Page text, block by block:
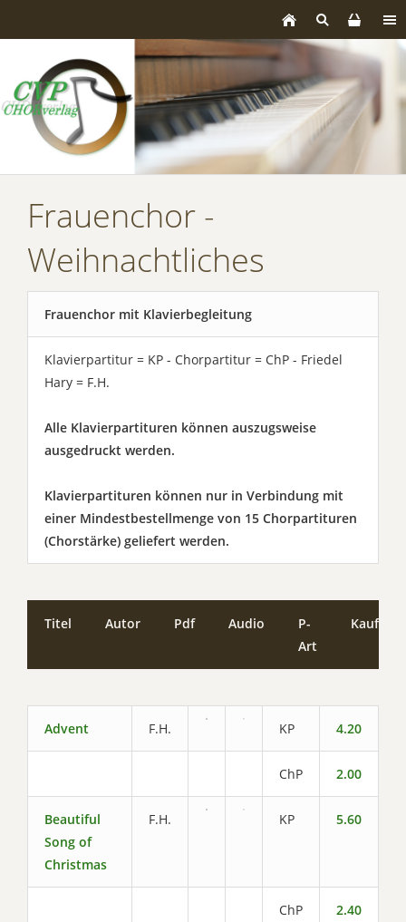
Frauenchor -
Weihnachtliches
Frauenchor mit Klavierbegleitung
Klavierpartitur = KP - Chorpartitur = ChP - Friedel
Hary = F.H.
Alle Klavierpartituren können auszugsweise
ausgedruckt werden.
Klavierpartituren können nur in Verbindung mit
einer Mindestbestellmenge von 15 Chorpartituren
(Chorstärke) geliefert werden.
Titel Autor Pdf Audio
P-
Art
Kaufen
Advent F.H. KP 4.20
ChP 2.00
Beautiful
Song of
Christmas
F.H. KP 5.60
ChP 2.40